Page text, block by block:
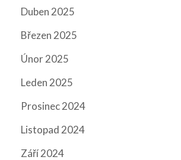
Duben 2025
Březen 2025
Únor 2025
Leden 2025
Prosinec 2024
Listopad 2024
Září 2024